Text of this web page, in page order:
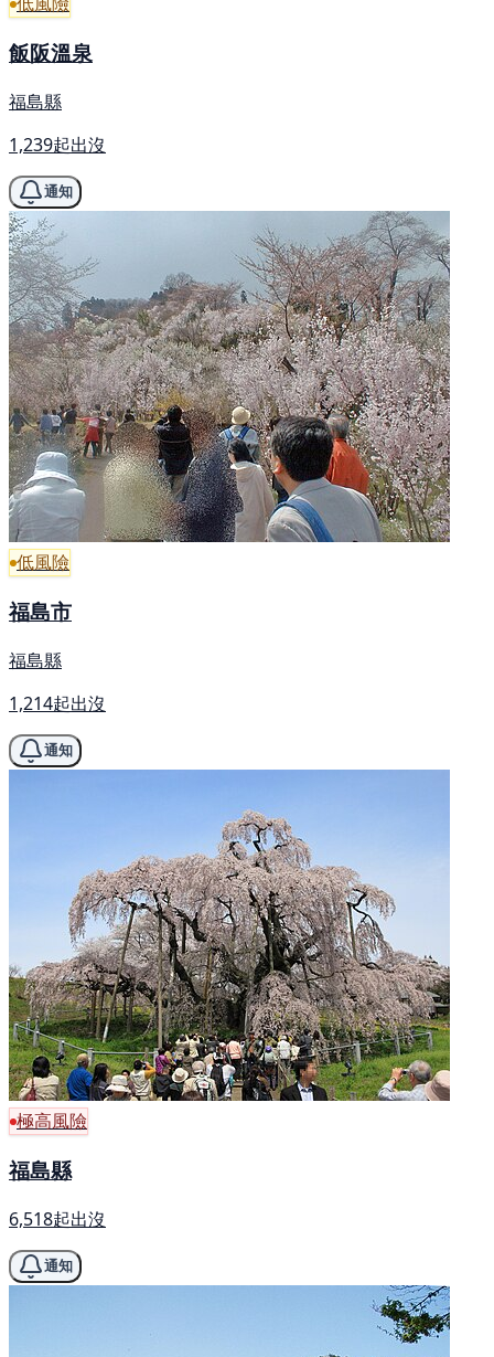
飯阪溫泉
福島縣
1,239起出沒
通知
低風險
福島市
福島縣
1,214起出沒
通知
極高風險
福島縣
6,518起出沒
通知